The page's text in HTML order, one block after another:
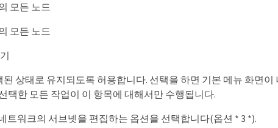
모든 노드
모든 노드
상태로 유지되도록 허용합니다. 선택을 하면 기본 메뉴 화면
택한 모든 작업이 이 항목에 대해서만 수행됩니다.
트워크의 서브넷을 편집하는 옵션을 선택합니다(옵션 * 3 *).